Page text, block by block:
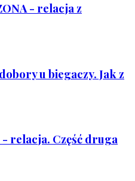
- relacja z
u biegaczy. Jak z
relacja. Część druga